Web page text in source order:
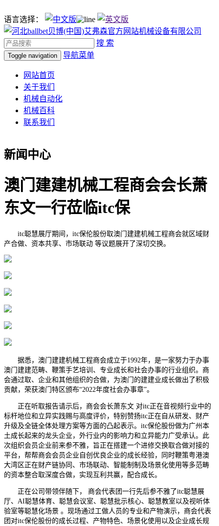
语言选择：
搜 索
Toggle navigation 导航菜单
网站首页
关于我们
机械自动化
机械百科
联系我们
新闻中心
澳门建建机械工程商会会长萧
东文一行莅临itc保
itc聪慧展厅期间，itc保伦股份取澳门建建机械工程商会就区域财
产合做、资本共享、市场联动 等议题展开了深切交换。
据悉，澳门建建机械工程商会成立于1992年，是一家努力于办事
澳门建建范畴、鞭策手艺培训、专业成长和社会办事的行业组织。商
会通过取、企业和其他组织的合做，为澳门的建建业成长做出了积极
贡献，荣获澳门特区颁布“2022年度社会办事章”。
正在听取报告请示后，商会会长萧东文 对itc正在音视频行业中的
标杆地位和立异实践赐与高度评价，特别赞扬itc正在自从研发、财产
升级及全链全体处理方案等方面的凸起表示。itc保伦股份做为广州本
土成长起来的龙头企业，外行业内的影响力和立异能力广受承认。此
次组织会员企业前来参不雅，旨正在搭建一个进修交换取合做对接的
平台，帮帮商会会员企业自创优良企业的成长经验，同时鞭策粤港澳
大湾区正在财产链协同、市场联动、智能制制及场景化使用等多范畴
的资本整合取深度合做，实现互利共赢，配合成长。
正在公司带领伴随下， 商会代表团一行先后参不雅了itc聪慧展
厅、AI聪慧体育、聪慧会议室、聪慧批示核心、聪慧教室以及视听体
验室等聪慧化场景 。现场通过工做人员的专业和产物演示，商会代表
团对itc保伦股份的成长过程、产物特色、场景化使用以及企业成长规